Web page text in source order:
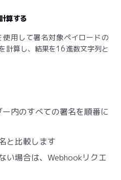
算する
用して署名対象ペイロードの
計算し、結果を16進数文字列と
ー内のすべての署名を順番に
と比較します
い場合は、Webhookリクエ